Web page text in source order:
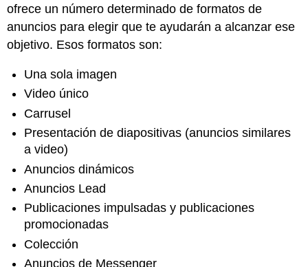
Objetivos
Tipos
anuncios
Opciones
de
segmentación
publicitarios
en
Pinterest
Nota
Snapchat
Objetivos
Tipos
de
anuncios
ofrece un número determinado de formatos de
anuncios para elegir que te ayudarán a alcanzar ese
objetivo. Esos formatos son:
Una sola imagen
Video único
Carrusel
Presentación de diapositivas (anuncios similares
a video)
Anuncios dinámicos
Anuncios Lead
Publicaciones impulsadas y publicaciones
promocionadas
Colección
Anuncios de Messenger